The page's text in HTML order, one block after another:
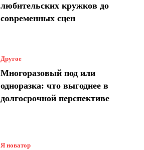
любительских кружков до
современных сцен
Другое
Многоразовый под или
одноразка: что выгоднее в
долгосрочной перспективе
Я новатор